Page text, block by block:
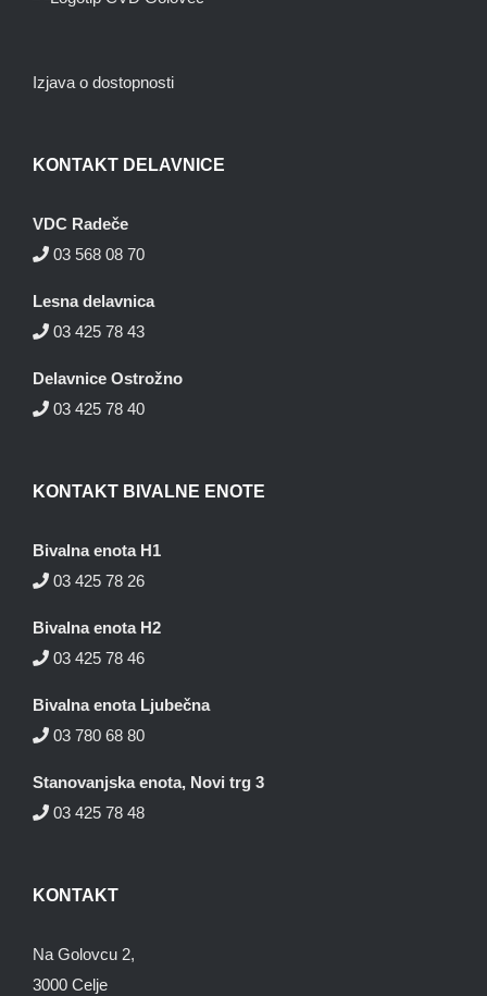
Izjava o dostopnosti
KONTAKT DELAVNICE
VDC Radeče
03 568 08 70
Lesna delavnica
03 425 78 43
Delavnice Ostrožno
03 425 78 40
KONTAKT BIVALNE ENOTE
Bivalna enota H1
03 425 78 26
Bivalna enota H2
03 425 78 46
Bivalna enota Ljubečna
03 780 68 80
Stanovanjska enota, Novi trg 3
03 425 78 48
KONTAKT
Na Golovcu 2,
3000 Celje